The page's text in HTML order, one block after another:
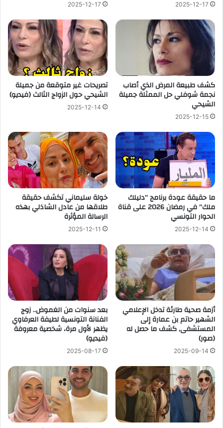
2025-12-17
2025-12-17
كشف طبيعة المرض الذي أصاب
نجمة شوفلي حل الممثلة جميلة
الشيحي
2025-12-15
تصريحات غير متوقعة من جميلة
الشيحي حول الزواج الثالث (فيديو)
2025-12-14
ما حقيقة عودة برنامج ”دليلك
ملك” في رمضان 2026 على قناة
الحوار التونسي
2025-12-14
خولة سليماني تكشف حقيقة
طلاقها من عادل الشاذلي بهذه
الرسالة المؤثرة
2025-12-11
أزمة صحية طارئة تدخل الإعلامي
الشهير حاتم بن عمارة إلى
المستشفى, كشف ما حصل له
(صور)
2025-09-14
بعد سنوات من الغموض.. زوج
الفنانة التونسية لطيفة العرفاوي
يظهر لأول مرة، شخصية معروفة
(فيديو)
2025-08-17